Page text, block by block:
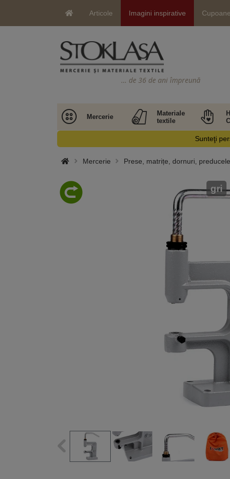
Articole Imagini inspirative
… de 36 de ani împreună
Mercerie
Materiale
textile
Sunteţi
Mercerie Prese, matrițe, dornuri,
gri